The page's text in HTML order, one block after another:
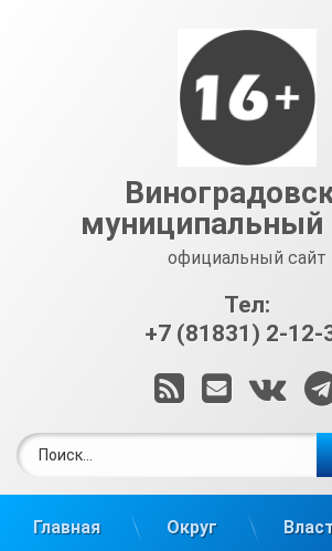
муниципальный
официальный сайт
Тел:
+7 (81831) 2-12-
RSSE-mail
Главная Округ